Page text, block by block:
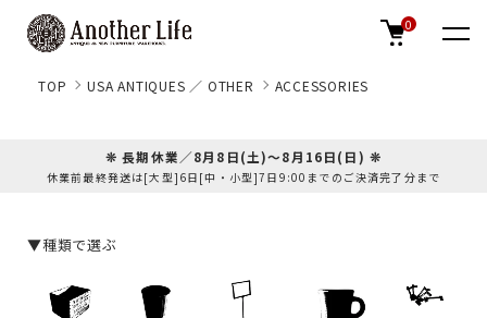
0
TOP USA ANTIQUES ／ OTHER ACCESSORIES
❊ 長期休業／8月8日(土)～8月16日(日) ❊
休業前最終発送は[大型]6日[中・小型]7日9:00までのご決済完了分まで
▼種類で選ぶ